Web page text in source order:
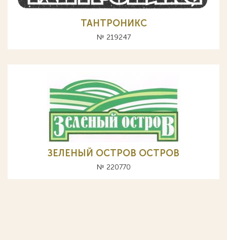
ТАНТРОНИКС
№ 219247
ЗЕЛЕНЫЙ ОСТРОВ OCTPOB
№ 220770